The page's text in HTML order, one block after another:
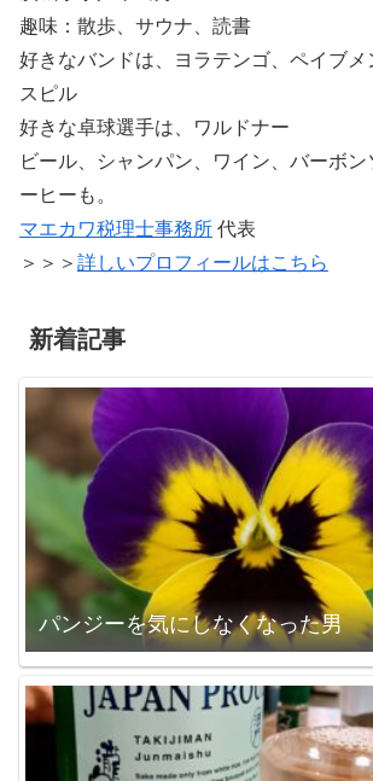
趣味：散歩、サウナ、読書
好きなバンドは、ヨラテンゴ、ペイブメ
スピル
好きな卓球選手は、ワルドナー
ビール、シャンパン、ワイン、バーボン
ーヒーも。
マエカワ税理士事務所 代表
＞＞＞ 詳しいプロフィールはこちら
新着記事
パンジーを気にしなくなった男